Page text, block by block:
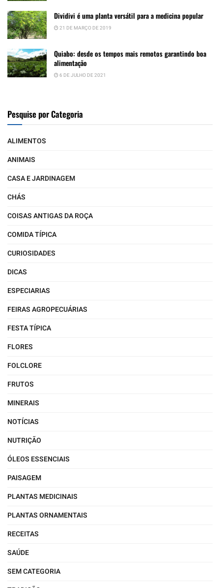
Dividivi é uma planta versátil para a medicina popular
21 DE MARÇO DE 2019
Quiabo: desde os tempos mais remotos garantindo boa
alimentação
6 DE JULHO DE 2021
Pesquise por Categoria
ALIMENTOS
ANIMAIS
CASA E JARDINAGEM
CHÁS
COISAS ANTIGAS DA ROÇA
COMIDA TÍPICA
CURIOSIDADES
DICAS
ESPECIARIAS
FEIRAS AGROPECUÁRIAS
FESTA TÍPICA
FLORES
FOLCLORE
FRUTOS
MINERAIS
NOTÍCIAS
NUTRIÇÃO
ÓLEOS ESSENCIAIS
PAISAGEM
PLANTAS MEDICINAIS
PLANTAS ORNAMENTAIS
RECEITAS
SAÚDE
SEM CATEGORIA